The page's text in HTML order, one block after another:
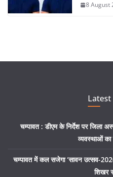
8 August
Latest
चम्पावत : डीएम के निर्देश पर जिला
व्यवस्थाओं का
चम्पावत में कल सजेगा ‘सावन उत्सव-
शिखर